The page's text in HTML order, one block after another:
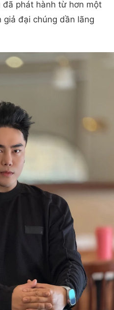
phát hành từ hơn một
đại chúng dần lãng